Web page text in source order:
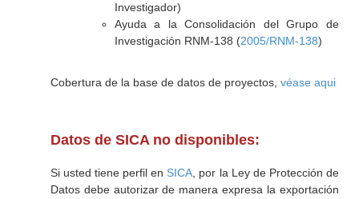
Investigador)
Ayuda a la Consolidación del Grupo de
Investigación RNM-138 (2005/RNM-138)
Cobertura de la base de datos de proyectos, véase aqui
Datos de SICA no disponibles:
Si usted tiene perfil en SICA , por la Ley de Protección de
Datos debe autorizar de manera expresa la exportación